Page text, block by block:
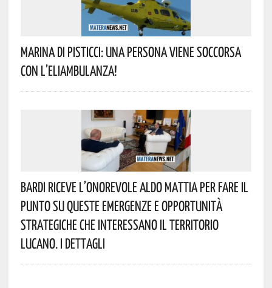
Marina Di Pisticci: Una Persona Viene Soccorsa
Con L’eliambulanza!
Bardi Riceve L’onorevole Aldo Mattia Per Fare Il
Punto Su Queste Emergenze E Opportunità
Strategiche Che Interessano Il Territorio
Lucano. I Dettagli